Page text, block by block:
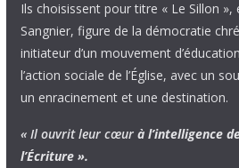
Ils choisissent pour titre « Le Sillon
Sangnier, figure de la démocratie
initiateur d’un mouvement
l’action sociale de l’Église, avec un
un enracinement et une destination.
« Il ouvrit leur cœur à l’intelligence
l’Écriture ».